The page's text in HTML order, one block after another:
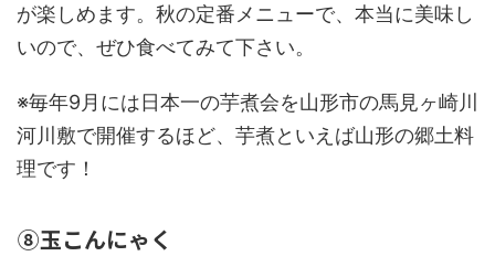
が楽しめます。秋の定番メニューで、本当に美味し
いので、ぜひ食べてみて下さい。
※毎年9月には日本一の芋煮会を山形市の馬見ヶ崎川
河川敷で開催するほど、芋煮といえば山形の郷土料
理です！
⑧玉こんにゃく